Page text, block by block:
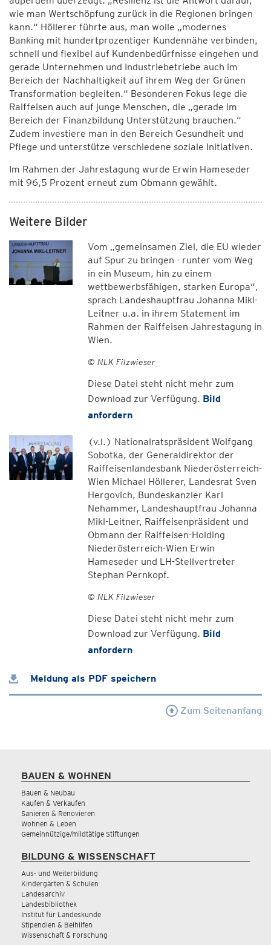
wie man Wertschöpfung zurück in die Regionen bringen
kann.“ Höllerer führte aus, man wolle „modernes
Banking mit hundertprozentiger Kundennähe verbinden,
schnell und flexibel auf Kundenbedürfnisse eingehen und
gerade Unternehmen und Industriebetriebe auch im
Bereich der Nachhaltigkeit auf ihrem Weg der Grünen
Transformation begleiten.“ Besonderen Fokus lege die
Raiffeisen auch auf junge Menschen, die „gerade im
Bereich der Finanzbildung Unterstützung brauchen.“
Zudem investiere man in den Bereich Gesundheit und
Pflege und unterstütze verschiedene soziale Initiativen.
Im Rahmen der Jahrestagung wurde Erwin Hameseder
mit 96,5 Prozent erneut zum Obmann gewählt.
Weitere Bilder
Vom „gemeinsamen Ziel, die EU wieder
auf Spur zu bringen - runter vom Weg
in ein Museum, hin zu einem
wettbewerbsfähigen, starken Europa“,
sprach Landeshauptfrau Johanna Mikl-
Leitner u.a. in ihrem Statement im
Rahmen der Raiffeisen Jahrestagung in
Wien.
© NLK Filzwieser
Diese Datei steht nicht mehr zum
Download zur Verfügung. Bild
anfordern
(v.l.) Nationalratspräsident Wolfgang
Sobotka, der Generaldirektor der
Raiffeisenlandesbank Niederösterreich-
Wien Michael Höllerer, Landesrat Sven
Hergovich, Bundeskanzler Karl
Nehammer, Landeshauptfrau Johanna
Mikl-Leitner, Raiffeisenpräsident und
Obmann der Raiffeisen-Holding
Niederösterreich-Wien Erwin
Hameseder und LH-Stellvertreter
Stephan Pernkopf.
© NLK Filzwieser
Diese Datei steht nicht mehr zum
Download zur Verfügung. Bild
anfordern
Meldung als PDF speichern
Zum Seitenanfang
BAUEN & WOHNEN
Bauen & Neubau
Kaufen & Verkaufen
Sanieren & Renovieren
Wohnen & Leben
Gemeinnützige/mildtätige Stiftungen
BILDUNG & WISSENSCHAFT
Aus- und Weiterbildung
Kindergärten & Schulen
Landesarchiv
Landesbibliothek
Institut für Landeskunde
Stipendien & Beihilfen
Wissenschaft & Forschung